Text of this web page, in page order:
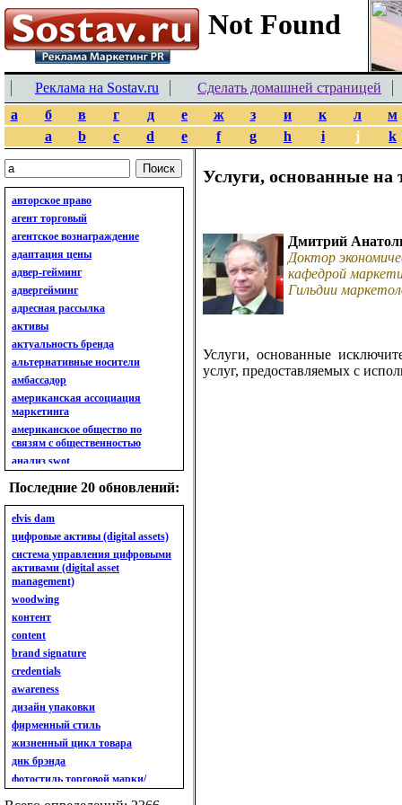
Реклама на Sostav.ru
Сделать домашней страницей
а
б в г д е ж з и к л
м
a
b c d e f g h i j k
авторское право
агент торговый
агентское вознаграждение
адаптация цены
адвер-гейминг
адвергейминг
адресная рассылка
активы
актуальность бренда
альтернативные носители
амбассадор
американская ассоциация
маркетинга
американское общество по
связям с общественностью
анализ swot
анализ бизнес-портфеля
анализ имиджа
анализ кластерный
анализ конкурентов
анализ кросс-культурных
особенностей
анализ мак кинси «7s»
анализ макросистемы
анализ маркетинговый
анализ рынка
анализ ситуационный
анализ экспертный
индивидуальный
анкета
ассортимент
ассортимент товарный.
планирование товарного
ассортимента
ассортимент. глубина
Последние 20 обновлений:
elvis dam
цифровые активы (digital assets)
система управления цифровыми
активами (digital asset
management)
woodwing
контент
content
brand signature
credentials
awareness
дизайн упаковки
фирменный стиль
жизненный цикл товара
днк брэнда
фотостиль торговой марки/
линейки продукции
Услуги, основанные на
Дмитрий
Доктор
кафедрой
Гильдии
Услуги, основанные
услуг, предоставляемых с